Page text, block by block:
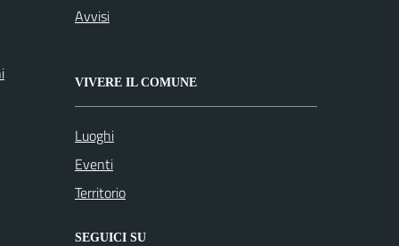
Avvisi
VIVERE IL COMUNE
Luoghi
Eventi
Territorio
SEGUICI SU